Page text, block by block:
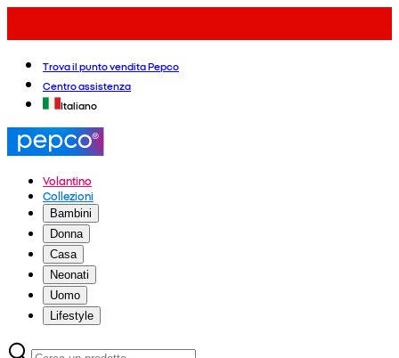
Trova il punto vendita Pepco
Centro assistenza
Italiano
Volantino
Collezioni
Bambini
Donna
Casa
Neonati
Uomo
Lifestyle